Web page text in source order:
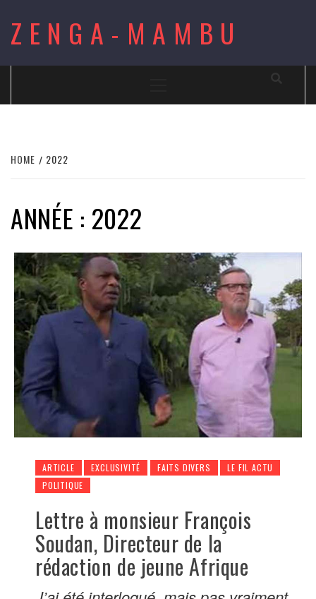
content
ZENGA-MAMBU
HOME 2022
ANNÉE : 2022
ARTICLE EXCLUSIVITÉ FAITS DIVERS
LE FIL ACTU
POLITIQUE
Lettre à monsieur François
Soudan, Directeur de la
rédaction de jeune Afrique